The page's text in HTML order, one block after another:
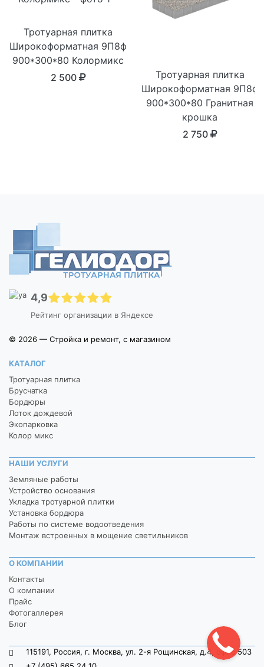
Тротуарная плитка
Широкоформатная 9П8ф
900*300*80 Колормикс
2 500
Тротуарная плитка
Широкоформатная 9П8ф
900*300*80 Гранитная
крошка
2 750
4,9
Рейтинг организации в Яндексе
© 2026 — Стройка и ремонт, с магазином
КАТАЛОГ
Тротуарная плитка
Брусчатка
Бордюры
Лоток дождевой
Экопарковка
Колор микс
НАШИ УСЛУГИ
Земляные работы
Устройство основания
Укладка тротуарной плитки
Установка бордюра
Работы по системе водоотведения
Монтаж встроенных в мощение светильников
О КОМПАНИИ
Контакты
О компании
Прайс
Фотогаллерея
Блог
115191, Россия, г. Москва, ул. 2-я Рощинская, д.4, офис 503